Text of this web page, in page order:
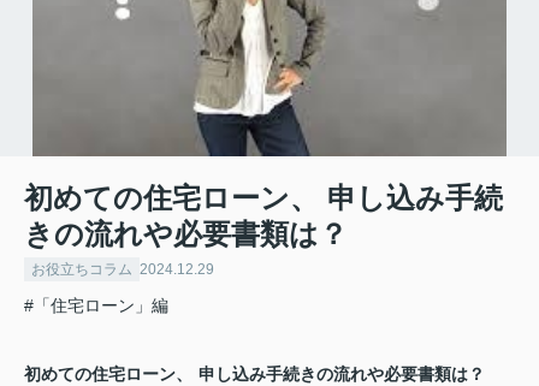
初めての住宅ローン、 申し込み手続
きの流れや必要書類は？
お役立ちコラム 2024.12.29
#「住宅ローン」編
初めての住宅ローン、 申し込み手続きの流れや必要書類は？